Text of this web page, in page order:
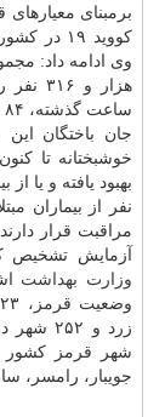
آزمایش تشخیص کووید ۱۹ در کشور انجام
وزارت بهداشت
شهر قرمز کشور
جویبار، رامسر،